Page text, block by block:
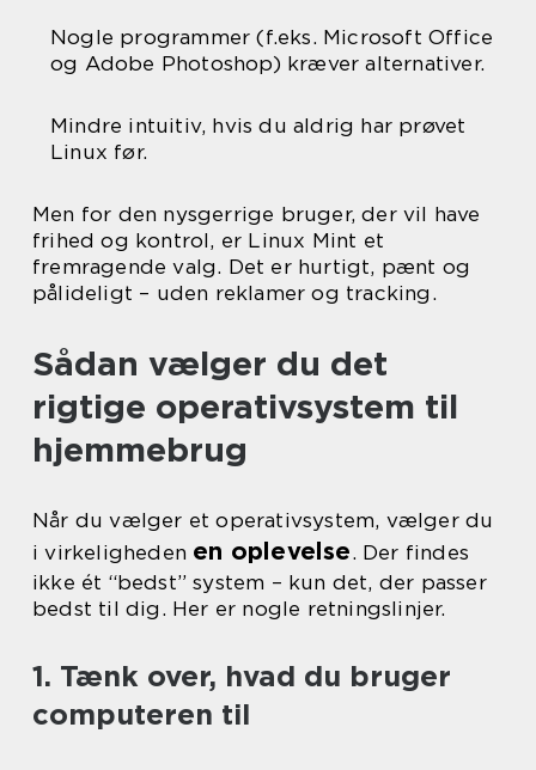
Nogle programmer (f.eks. Microsoft Office
og Adobe Photoshop) kræver alternativer.
Mindre intuitiv, hvis du aldrig har prøvet
Linux før.
Men for den nysgerrige bruger, der vil have
frihed og kontrol, er Linux Mint et
fremragende valg. Det er hurtigt, pænt og
pålideligt – uden reklamer og tracking.
Sådan vælger du det
rigtige operativsystem til
hjemmebrug
Når du vælger et operativsystem, vælger du
i virkeligheden en oplevelse. Der findes
ikke ét “bedst” system – kun det, der passer
bedst til dig. Her er nogle retningslinjer.
1. Tænk over, hvad du bruger
computeren til